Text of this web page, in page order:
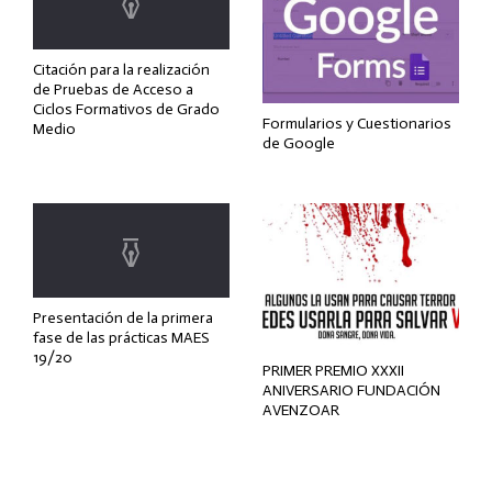
Citación para la realización
de Pruebas de Acceso a
Ciclos Formativos de Grado
Medio
Formularios y Cuestionarios
de Google
Presentación de la primera
fase de las prácticas MAES
19/20
PRIMER PREMIO XXXII
ANIVERSARIO FUNDACIÓN
AVENZOAR